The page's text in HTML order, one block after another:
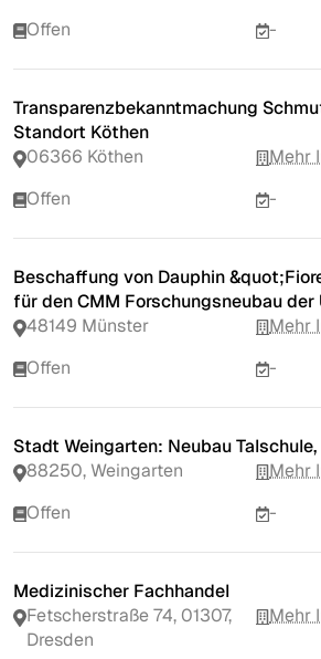
Offen -
Transparenzbekanntmachung
Standort Köthen
06366 Köthen
Mehr
Offen
-
Beschaffung von Dauphin
für den CMM Forschungsneubau der
48149 Münster
Mehr
Offen
-
Stadt Weingarten: Neubau
88250, Weingarten
Mehr
Offen
-
Medizinischer Fachhandel
Fetscherstraße 74, 01307,
Dresden
Mehr